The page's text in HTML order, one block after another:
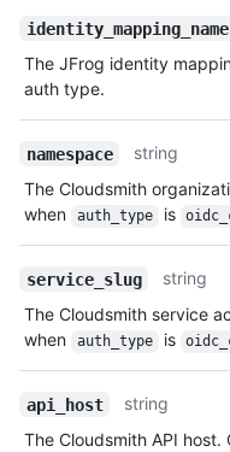
identity_mapping_name
The JFrog identity
auth type.
namespace
string
The Cloudsmith
when
auth_type is
service_slug
string
The Cloudsmith service
when
auth_type is
api_host
string
The Cloudsmith API host.